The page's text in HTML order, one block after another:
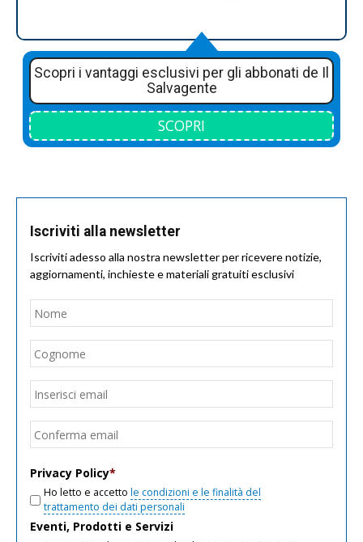
Scopri i vantaggi esclusivi per gli abbonati de Il
Salvagente
SCOPRI
Iscriviti alla newsletter
Iscriviti adesso alla nostra newsletter per ricevere notizie,
aggiornamenti, inchieste e materiali gratuiti esclusivi
Nome
Email
Privacy Policy*
Ho letto e accetto le condizioni e le finalità del
trattamento dei dati personali
Eventi, Prodotti e Servizi